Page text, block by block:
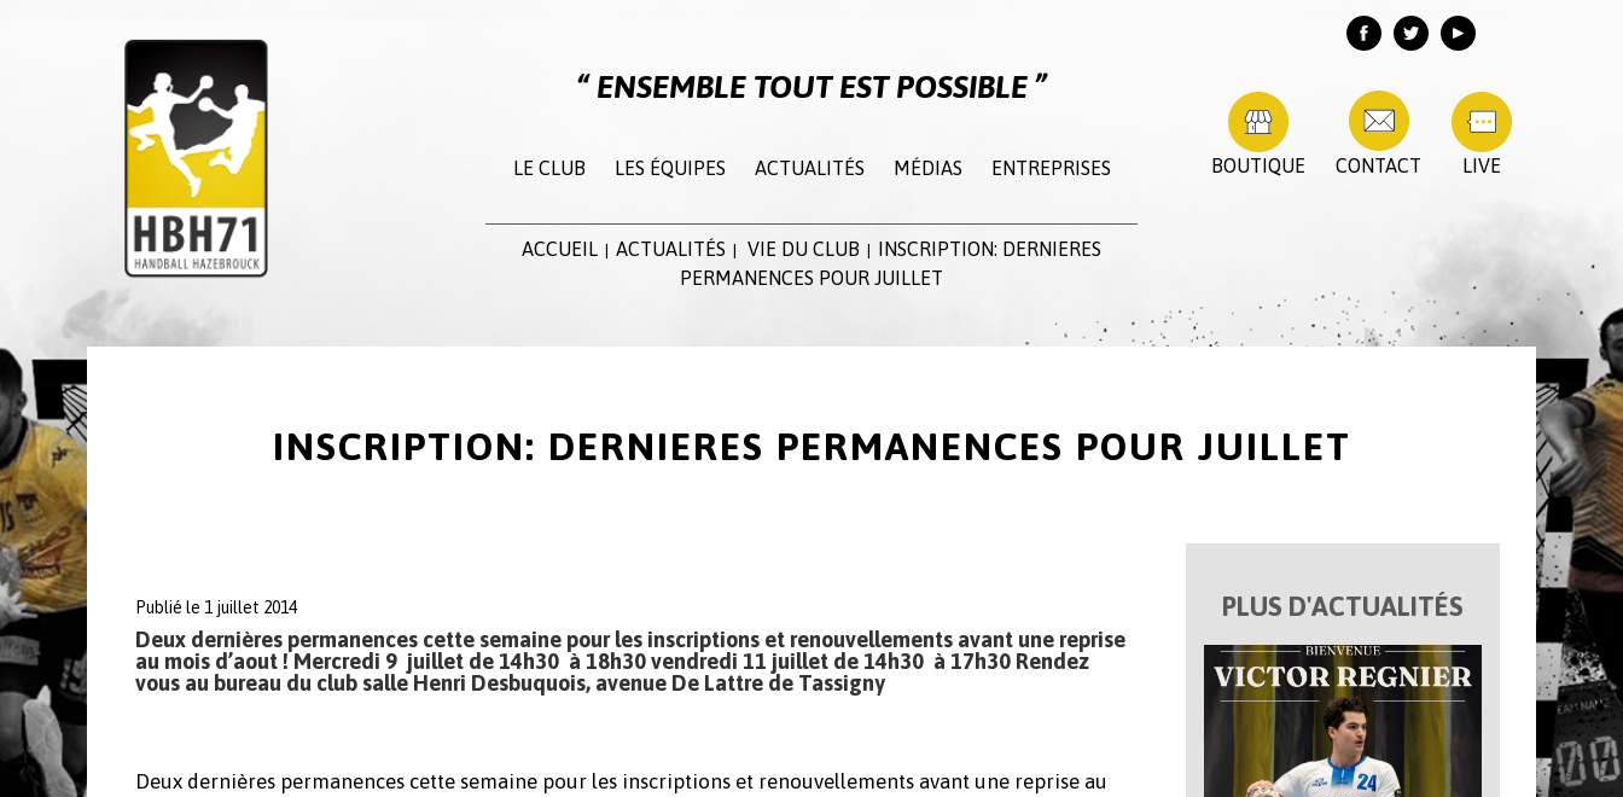
ENSEMBLE TOUT EST POSSIBLE
LE CLUB LES ÉQUIPES ACTUALITÉS MÉDIAS ENTREPRISES
ACCUEIL ACTUALITÉS VIE DU CLUB
INSCRIPTION: DERNIERES
PERMANENCES POUR JUILLET
LIVE
CONTACT
BOUTIQUE
INSCRIPTION: DERNIERES PERMANENCES POUR JUILLET
Publié le 1 juillet 2014
Deux dernières permanences cette semaine pour les inscriptions et renouvellements avant une reprise
au mois d’aout ! Mercredi 9 juillet de 14h30 à 18h30 vendredi 11 juillet de 14h30 à 17h30 Rendez
vous au bureau du club salle Henri Desbuquois, avenue De Lattre de Tassigny
Deux dernières permanences cette semaine pour les inscriptions et renouvellements avant une reprise au
PLUS D'ACTUALITÉS